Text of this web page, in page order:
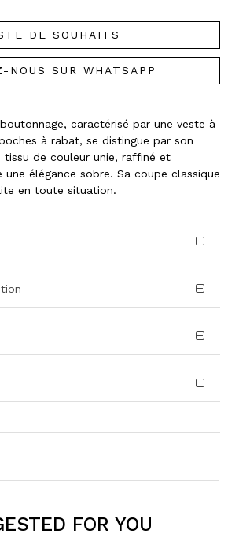
DE SOUHAITS
NOUS SUR WHATSAPP
caractérisé par une veste à
à rabat, se distingue par son
tissu de couleur unie, raffiné et
élégance sobre. Sa coupe classique
en toute situation.
FOR YOU